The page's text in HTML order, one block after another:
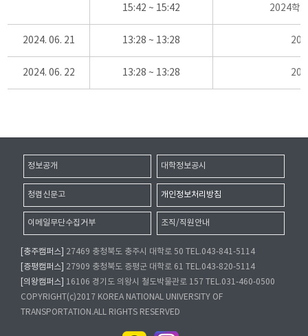
15:42 ~ 15:42 2024학
2024. 06. 21 13:28 ~ 13:28
2024. 06. 22 13:28 ~ 13:28
정보공개 대학정보공시
청렴신문고 개인정보처리방침
이메일무단수집거부 조직/직원안내
[충주캠퍼스]
27469 충청북도 충주시 대학로 50 TEL.043-841-5114
[증평캠퍼스]
27909 충청북도 증평군 대학로 61 TEL.043-820-5114
[의왕캠퍼스]
16106 경기도 의왕시 철도박물관로 157 TEL.031-460-0500
COPYRIGHT(c)2017 KOREA NATIONAL UNIVERSITY OF
TRANSPORTATION.ALL RIGHTS RESERVED